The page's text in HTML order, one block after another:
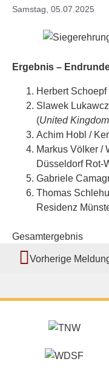
Samstag, 05.07.2025
Ergebnis –
Herbert
Slawek
(United Kingdom
Achim Hobl /
Markus Völker /
Düsseldorf Rot-
Gabriele
Thomas
Residenz
Gesamtergebnis
Vorherige